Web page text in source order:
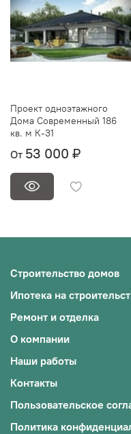
Проект одноэтажного
Дома Современный 186
кв. м К-31
От 53 000 ₽
Строительство домов
Ипотека на
Ремонт и отделка
О компании
Наши работы
Контакты
Пользовательское
Политика